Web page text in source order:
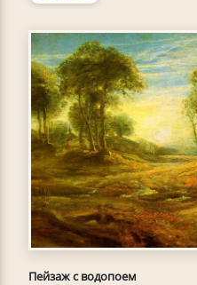
Пейзаж с водопоем